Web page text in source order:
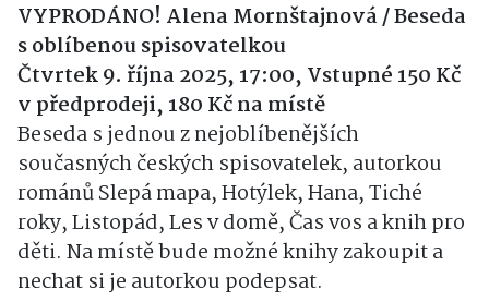
VYPRODÁNO! Alena Mornštajnová / Beseda
s oblíbenou spisovatelkou
Čtvrtek 9. října 2025, 17:00, Vstupné 150 Kč
v předprodeji, 180 Kč na místě
Beseda s jednou z nejoblíbenějších
současných českých spisovatelek, autorkou
románů Slepá mapa, Hotýlek, Hana, Tiché
roky, Listopád, Les v domě, Čas vos a knih pro
děti. Na místě bude možné knihy zakoupit a
nechat si je autorkou podepsat.